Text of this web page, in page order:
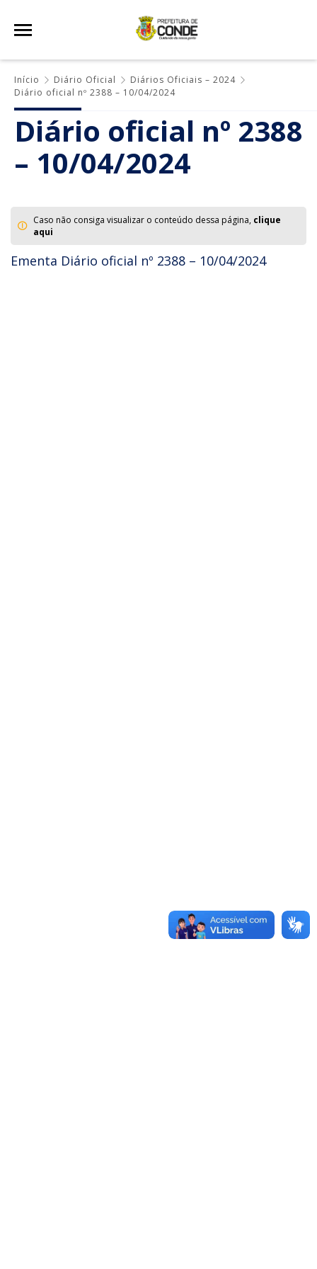
Início Diário Oficial
Diários Oficiais – 2024
Diário oficial nº 2388 – 10/04/2024
Diário oficial nº 2388
– 10/04/2024
Caso não consiga visualizar o conteúdo dessa página, clique
aqui
Ementa Diário oficial nº 2388 – 10/04/2024